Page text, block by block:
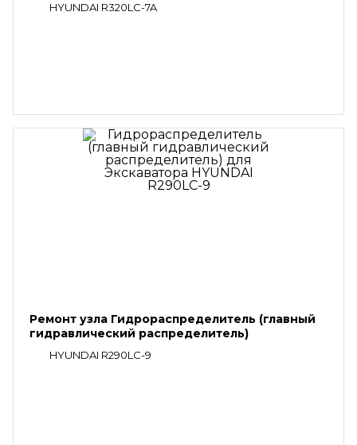
HYUNDAI R320LC-7A
Ремонт узла Гидрораспределитель (главный
гидравлический распределитель)
HYUNDAI R290LC-9